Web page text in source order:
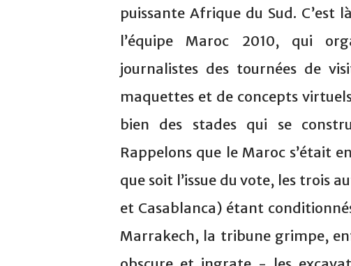
puissante Afrique du Sud.
l’équipe Maroc 2010, qui
journalistes des tournées de
maquettes et de concepts
bien des stades qui se
Rappelons que le Maroc s’était
que soit l’issue du vote, les trois
et Casablanca) étant
Marrakech, la tribune grimpe,